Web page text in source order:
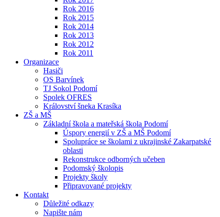
Rok 2016
Rok 2015
Rok 2014
Rok 2013
Rok 2012
Rok 2011
Organizace
Hasiči
OS Barvínek
TJ Sokol Podomí
Spolek OFRES
Království šneka Krasíka
ZŠ a MŠ
Základní škola a mateřská škola Podomí
Úspory energií v ZŠ a MŠ Podomí
Spolupráce se školami z ukrajinské Zakarpatské
oblasti
Rekonstrukce odborných učeben
Podomský školopis
Projekty školy
Připravované projekty
Kontakt
Důležité odkazy
Napište nám